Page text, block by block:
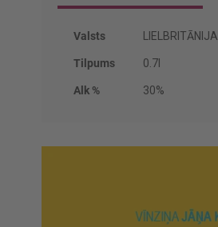
Vairāk
Valsts LIELBRITĀNIJA
Tilpums 0.7l
Alk % 30%